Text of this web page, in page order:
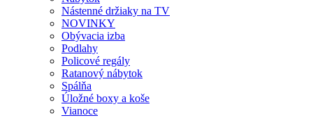
Nástenné držiaky na TV
NOVINKY
Obývacia izba
Podlahy
Policové regály
Ratanový nábytok
Spálňa
Úložné boxy a koše
Vianoce